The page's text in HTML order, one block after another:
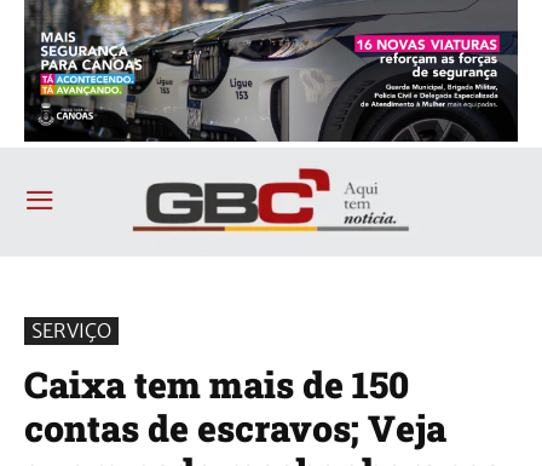
SERVIÇO
Caixa tem mais de 150
contas de escravos; Veja